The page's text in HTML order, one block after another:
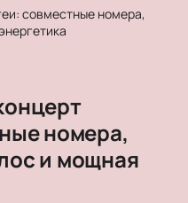
совместные номера,
номера,
и мощная